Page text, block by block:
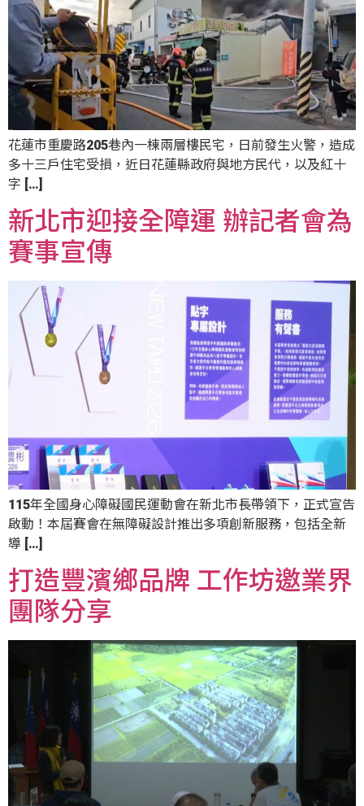
花蓮市重慶路205巷內一棟兩層樓民宅，日前發生火警，造成
多十三戶住宅受損，近日花蓮縣政府與地方民代，以及紅十
字 […]
新北市迎接全障運 辦記者會為
賽事宣傳
115年全國身心障礙國民運動會在新北市長帶領下，正式宣告
啟動！本屆賽會在無障礙設計推出多項創新服務，包括全新
導 […]
打造豐濱鄉品牌 工作坊邀業界
團隊分享